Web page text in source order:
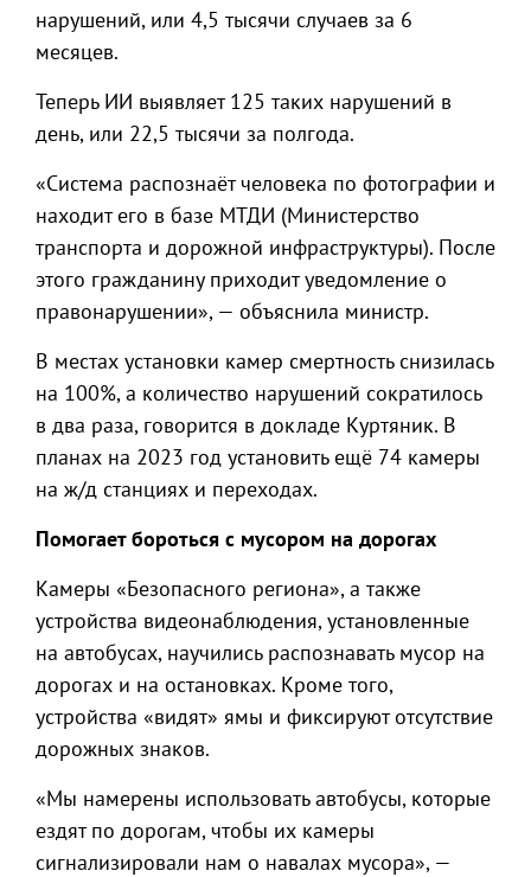
нарушений, или 4,5 тысячи случаев за 6
месяцев.
Теперь ИИ выявляет 125 таких нарушений в
день, или 22,5 тысячи за полгода.
«Система распознаёт человека по фотографии и
находит его в базе МТДИ (Министерство
транспорта и дорожной инфраструктуры). После
этого гражданину приходит уведомление о
правонарушении», — объяснила министр.
В местах установки камер смертность снизилась
на 100%, а количество нарушений сократилось
в два раза, говорится в докладе Куртяник. В
планах на 2023 год установить ещё 74 камеры
на ж/д станциях и переходах.
Помогает бороться с мусором на дорогах
Камеры «Безопасного региона», а также
устройства видеонаблюдения, установленные
на автобусах, научились распознавать мусор на
дорогах и на остановках. Кроме того,
устройства «видят» ямы и фиксируют отсутствие
дорожных знаков.
«Мы намерены использовать автобусы, которые
ездят по дорогам, чтобы их камеры
сигнализировали нам о навалах мусора», —